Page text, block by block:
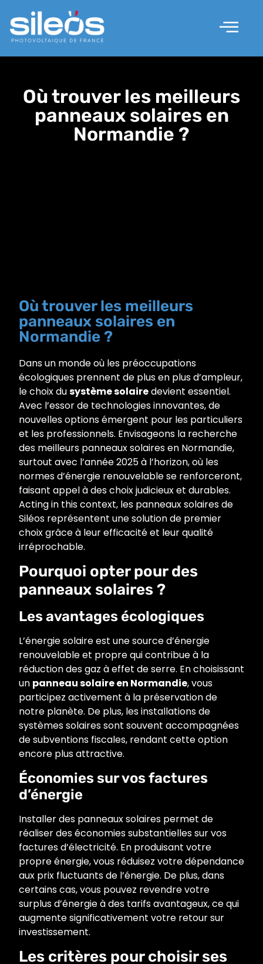
Où trouver les meilleurs
panneaux solaires en
Normandie ?
Où trouver les meilleurs
panneaux solaires en
Normandie ?
Dans un monde où les préoccupations
écologiques prennent de plus en plus d’ampleur,
le choix dusystème solairedevient essentiel.
Avec l’essor de technologies innovantes, de
nouvelles options émergent pour les particuliers
et les professionnels. Envisageons la recherche
des meilleurs panneaux solaires en Normandie,
surtout avec l’année 2025 à l’horizon, où les
normes d’énergie renouvelable se renforceront,
faisant appel à des choix judicieux et durables.
Acting in this context, les panneaux solaires de
Siléos représentent une solution de premier
choix grâce à leur efficacité et leur qualité
irréprochable.
Pourquoi opter pour des
panneaux solaires ?
Les avantages écologiques
L’énergie solaire est une source d’énergie
renouvelable et propre qui contribue à la
réduction des gaz à effet de serre. En choisissant
un panneau solaire en Normandie, vous
participez activement à la préservation de
notre planète. De plus, les installations de
systèmes solaires sont souvent accompagnées
de subventions fiscales, rendant cette option
encore plus attractive.
Économies sur vos factures
d’énergie
Installer des panneaux solaires permet de
réaliser des économies substantielles sur vos
factures d’électricité. En produisant votre
propre énergie, vous réduisez votre dépendance
aux prix fluctuants de l’énergie. De plus, dans
certains cas, vous pouvez revendre votre
surplus d’énergie à des tarifs avantageux, ce qui
augmente significativement votre retour sur
investissement.
Les critères pour choisir ses